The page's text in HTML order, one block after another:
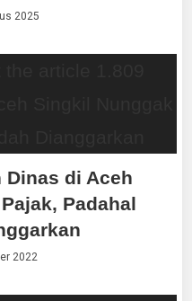
2025
Dinas di Aceh
Padahal
2022